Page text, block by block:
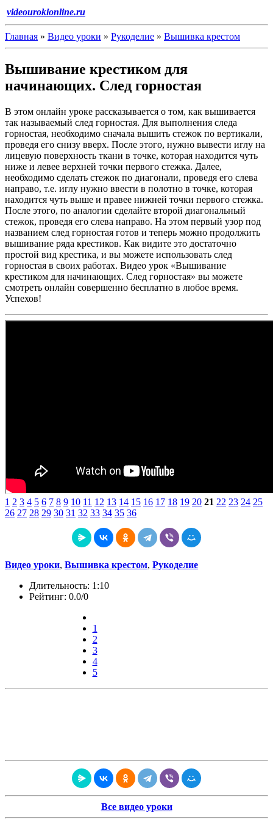
videourokionline.ru
Главная » Видео уроки » Рукоделие » Вышивка крестом
Вышивание крестиком для
начинающих. След горностая
В этом онлайн уроке рассказывается о том, как вышивается
так называемый след горностая. Для выполнения следа
горностая, необходимо сначала вышить стежок по вертикали,
проведя его снизу вверх. После этого, нужно вывести иглу на
лицевую поверхность ткани в точке, которая находится чуть
ниже и левее верхней точки первого стежка. Далее,
необходимо сделать стежок по диагонали, проведя его слева
направо, т.е. иглу нужно ввести в полотно в точке, которая
находится чуть выше и правее нижней точки первого стежка.
После этого, по аналогии сделайте второй диагональный
стежок, проведя его слева направо. На этом первый узор под
названием след горностая готов и теперь можно продолжить
вышивание ряда крестиков. Как видите это достаточно
простой вид крестика, и вы можете использовать след
горностая в своих работах. Видео урок «Вышивание
крестиком для начинающих. След горностая» вы можете
смотреть онлайн совершенно бесплатно в любое время.
Успехов!
1 2 3 4 5 6 7 8 9 10 11 12 13 14 15 16 17 18 19 20 21 22 23 24 25
26 27 28 29 30 31 32 33 34 35 36
Видео уроки, Вышивка крестом, Рукоделие
Длительность: 1:10
Рейтинг: 0.0/0
1
2
3
4
5
Все видео уроки